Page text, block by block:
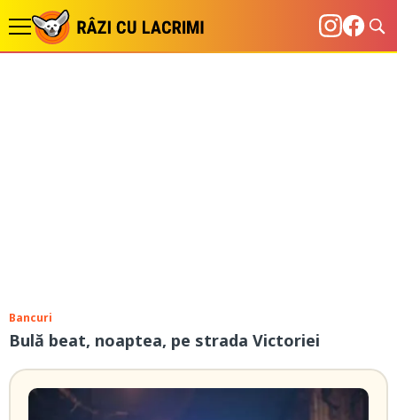
Bancuri
Bulă beat, noaptea, pe strada Victoriei